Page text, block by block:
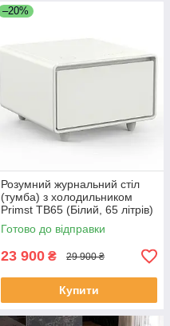
–20%
Розумний журнальний стіл
(тумба) з холодильником
Primst TB65 (Білий, 65 літрів)
Готово до відправки
23 900 ₴ 29 900 ₴
Купити